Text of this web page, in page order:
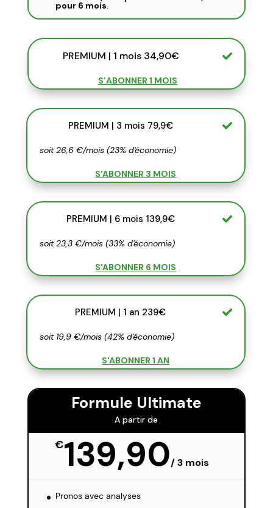
pour 6 mois.
PREMIUM | 1 mois 34,90€
S’ABONNER 1 MOIS
PREMIUM | 3 mois 79,9€
soit 26,6 €/mois (23% d'économie)
S'ABONNER 3 MOIS
PREMIUM | 6 mois 139,9€
soit 23,3 €/mois (33% d'économie)
S'ABONNER 6 MOIS
PREMIUM | 1 an 239€
soit 19,9 €/mois (42% d'économie)
S'ABONNER 1 AN
Formule Ultimate
A partir de
€139,90/3 mois
Pronos avec analyses